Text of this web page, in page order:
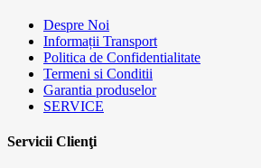
Despre Noi
Informații Transport
Politica de Confidentialitate
Termeni si Conditii
Garantia produselor
SERVICE
Servicii Clienţi